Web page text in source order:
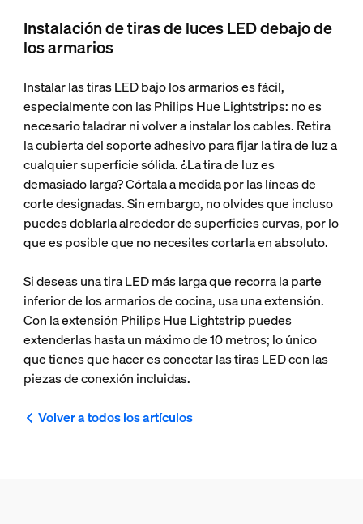
Instalación de tiras de luces LED debajo de
los armarios
Instalar las tiras LED bajo los armarios es fácil,
especialmente con las Philips Hue Lightstrips: no es
necesario taladrar ni volver a instalar los cables. Retira
la cubierta del soporte adhesivo para fijar la tira de luz a
cualquier superficie sólida. ¿La tira de luz es
demasiado larga? Córtala a medida por las líneas de
corte designadas. Sin embargo, no olvides que incluso
puedes doblarla alrededor de superficies curvas, por lo
que es posible que no necesites cortarla en absoluto.
Si deseas una tira LED más larga que recorra la parte
inferior de los armarios de cocina, usa una extensión.
Con la extensión Philips Hue Lightstrip puedes
extenderlas hasta un máximo de 10 metros; lo único
que tienes que hacer es conectar las tiras LED con las
piezas de conexión incluidas.
Volver a todos los artículos